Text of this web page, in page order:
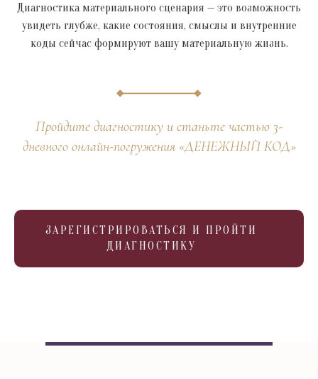
Диагностика материального сценария — это возможность
увидеть глубже, какие состояния, смыслы и внутренние
коды сейчас формируют вашу материальную жизнь.
Пройдите диагностику и станьте частью 3-
дневного онлайн-погружения «ДЕНЕЖНЫЙ КОД»
ЗАРЕГИСТРИРОВАТЬСЯ И ПРОЙТИ
ДИАГНОСТИКУ